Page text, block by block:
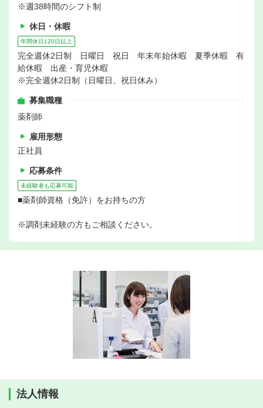
※週38時間のシフト制
休日・休暇
年間休日120日以上
完全週休2日制 日曜日 祝日 年末年始休暇 夏季休暇 有
給休暇 出産・育児休暇
※完全週休2日制（日曜日、祝日休み）
募集職種
薬剤師
雇用形態
正社員
応募条件
未経験者も応募可能
■薬剤師資格（免許）をお持ちの方
※調剤未経験の方もご相談ください。
法人情報